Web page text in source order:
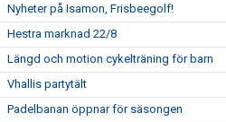
Nyheter på Isamon, Frisbeegolf!
Hestra marknad 22/8
Längd och motion cykelträning för barn
Vhallis partytält
Padelbanan öppnar för säsongen